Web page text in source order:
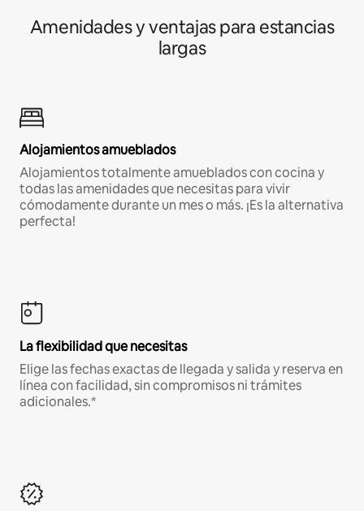
Amenidades y ventajas para estancias
largas
Alojamientos amueblados
Alojamientos totalmente amueblados con cocina y
todas las amenidades que necesitas para vivir
cómodamente durante un mes o más. ¡Es la alternativa
perfecta!
La flexibilidad que necesitas
Elige las fechas exactas de llegada y salida y reserva en
línea con facilidad, sin compromisos ni trámites
adicionales.*